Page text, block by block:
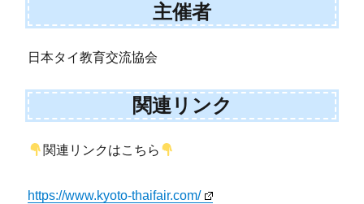
主催者
日本タイ教育交流協会
関連リンク
関連リンクはこちら
https://www.kyoto-thaifair.com/